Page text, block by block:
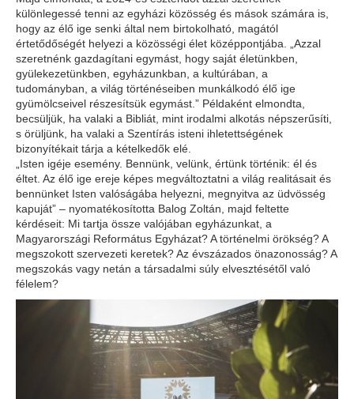
különlegessé tenni az egyházi közösség és mások számára is,
hogy az élő ige senki által nem birtokolható, magától
értetődőségét helyezi a közösségi élet középpontjába. „Azzal
szeretnénk gazdagítani egymást, hogy saját életünkben,
gyülekezetünkben, egyházunkban, a kultúrában, a
tudományban, a világ történéseiben munkálkodó élő ige
gyümölcseivel részesítsük egymást.” Példaként elmondta,
becsüljük, ha valaki a Bibliát, mint irodalmi alkotás népszerűsíti,
s örüljünk, ha valaki a Szentírás isteni ihletettségének
bizonyítékait tárja a kételkedők elé.
„Isten igéje esemény. Bennünk, velünk, értünk történik: él és
éltet. Az élő ige ereje képes megváltoztatni a világ realitásait és
bennünket Isten valóságába helyezni, megnyitva az üdvösség
kapuját” – nyomatékosította Balog Zoltán, majd feltette
kérdéseit: Mi tartja össze valójában egyházunkat, a
Magyarországi Református Egyházat? A történelmi örökség? A
megszokott szervezeti keretek? Az évszázados önazonosság? A
megszokás vagy netán a társadalmi súly elvesztésétől való
félelem?